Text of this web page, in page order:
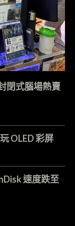
閉式腦場熱賣
OLED 彩屏
速度跌至